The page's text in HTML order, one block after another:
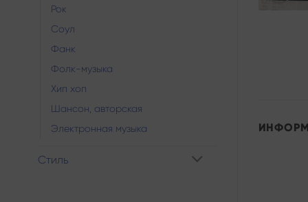
Рок
Соул
Фанк
Фолк-музыка
Хип хоп
Шансон, авторская
Электронная музыка
Стиль